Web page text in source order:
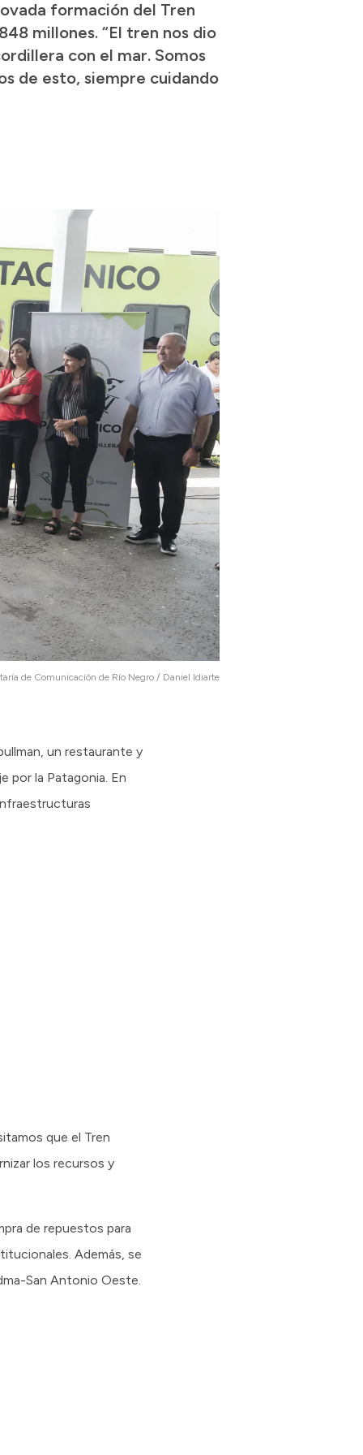
formación del Tren
millones. “El tren nos dio
con el mar. Somos
de esto, siempre cuidando
de Comunicación de Río Negro / Daniel Idiarte
un restaurante y
por la Patagonia. En
que el Tren
los recursos y
de repuestos para
Además, se
San Antonio Oeste.